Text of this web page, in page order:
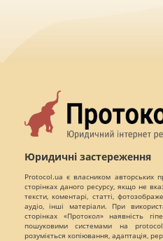
Юридичні застереження
Protocol.ua є власником авторських
сторінках даного ресурсу, якщо не
тексти, коментарі, статті,
аудіо, інші матеріали. При
сторінках «Протокол» наявність
пошуковими системами на
розуміється копіювання, адаптація,